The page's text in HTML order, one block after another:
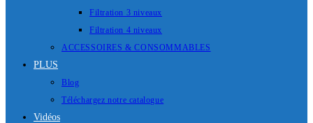
Filtration 3 niveaux
Filtration 4 niveaux
ACCESSOIRES & CONSOMMABLES
PLUS
Blog
Téléchargez notre catalogue
Vidéos